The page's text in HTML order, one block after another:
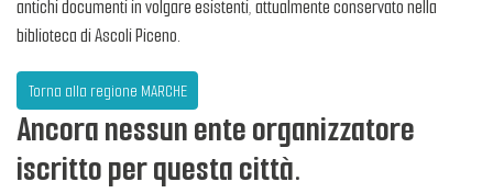
antichi documenti in volgare esistenti, attualmente conservato nella
biblioteca di Ascoli Piceno.
Torna alla regione MARCHE
Ancora nessun ente organizzatore
iscritto per questa città.